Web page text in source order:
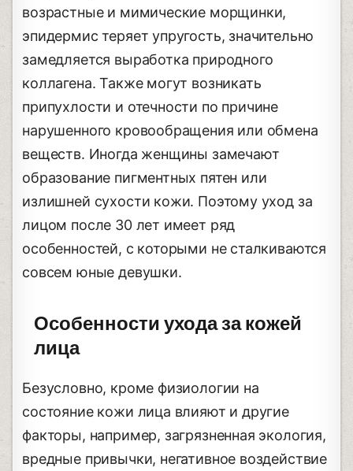
возрастные и мимические морщинки,
эпидермис теряет упругость, значительно
замедляется выработка природного
коллагена. Также могут возникать
припухлости и отечности по причине
нарушенного кровообращения или обмена
веществ. Иногда женщины замечают
образование пигментных пятен или
излишней сухости кожи. Поэтому уход за
лицом после 30 лет имеет ряд
особенностей, с которыми не сталкиваются
совсем юные девушки.
Особенности ухода за кожей
лица
Безусловно, кроме физиологии на
состояние кожи лица влияют и другие
факторы, например, загрязненная экология,
вредные привычки, негативное воздействие